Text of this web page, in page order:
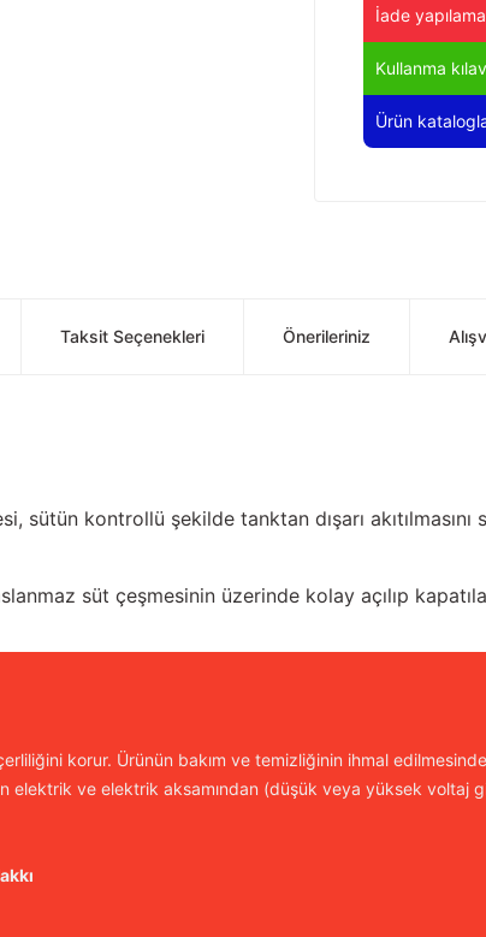
İade
Kullanma
Ürün
Taksit Seçenekleri Önerileriniz
sütün kontrollü şekilde tanktan dışarı
süt çeşmesinin üzerinde kolay açılıp
korur. Ürünün bakım ve temizliğinin ihmal
elektrik ve elektrik aksamından (düşük veya yüksek voltaj